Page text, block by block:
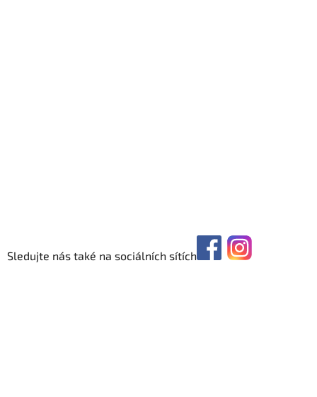
Sledujte nás také na sociálních sítích